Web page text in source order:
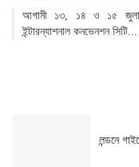
আগামী ১৩, ১৪ ও ১৫
ইন্টারন্যাশনাল কনভেনশন সিটি...
লন্ডনে